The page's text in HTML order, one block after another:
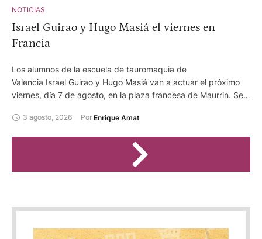
NOTICIAS
Israel Guirao y Hugo Masiá el viernes en
Francia
Los alumnos de la escuela de tauromaquia de
Valencia Israel Guirao y Hugo Masiá van a actuar el próximo
viernes, día 7 de agosto, en la plaza francesa de Maurrin. Se
de actuantes Rubén Vara, de la escuela taurina Yiyo de
3 agosto, 2026 Por Enrique Amat